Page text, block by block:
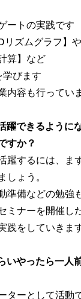
ートの実践です
リズムグラフ】
算】など
びます
内容も行ってい
躍できるように
すか？
躍するには、ま
しょう。​​
準備などの勉強
ミナーを開催し
践をしていきま
いやったら一人
ターとして活動